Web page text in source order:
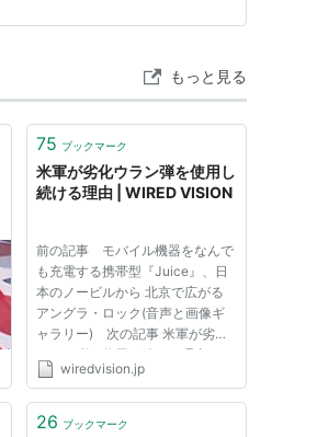
もっと見る
75 ブックマーク
米軍が劣化ウラン弾を使用し
続ける理由 | WIRED VISION
前の記事 モバイル機器をなんで
も充電する携帯型『Juice』、日
本のノービルから 北京で広がる
アングラ・ロック(音声と画像ギ
ャラリー) 次の記事 米軍が劣化
ウラン弾を使用し続ける理由
2009年12月24日 David
分離する瞬間。Photo credit: U.S.
wiredvision.jp
26 ブックマーク